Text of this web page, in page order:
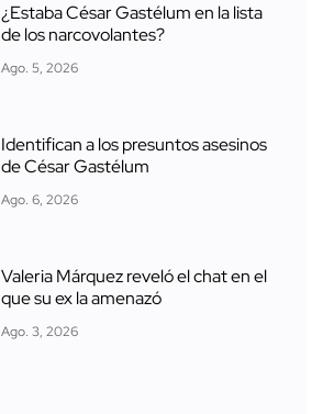
¿Estaba César Gastélum en la lista
de los narcovolantes?
Ago. 5, 2026
Identifican a los presuntos asesinos
de César Gastélum
Ago. 6, 2026
Valeria Márquez reveló el chat en el
que su ex la amenazó
Ago. 3, 2026